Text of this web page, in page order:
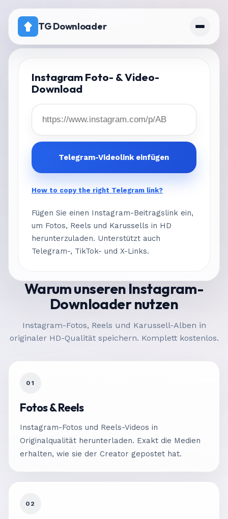
TG Downloader
Preise
Kanal mit deaktiviertem Download
Instagram Foto- & Video-
Download
Telegram-Videolink einfügen
How to copy the right Telegram link?
Fügen Sie einen Instagram-Beitragslink ein,
um Fotos, Reels und Karussells in HD
herunterzuladen. Unterstützt auch
Telegram-, TikTok- und X-Links.
Warum unseren Instagram-
Downloader nutzen
Instagram-Fotos, Reels und Karussell-Alben in
originaler HD-Qualität speichern. Komplett kostenlos.
01
Fotos & Reels
Instagram-Fotos und Reels-Videos in
Originalqualität herunterladen. Exakt die Medien
erhalten, wie sie der Creator gepostet hat.
02